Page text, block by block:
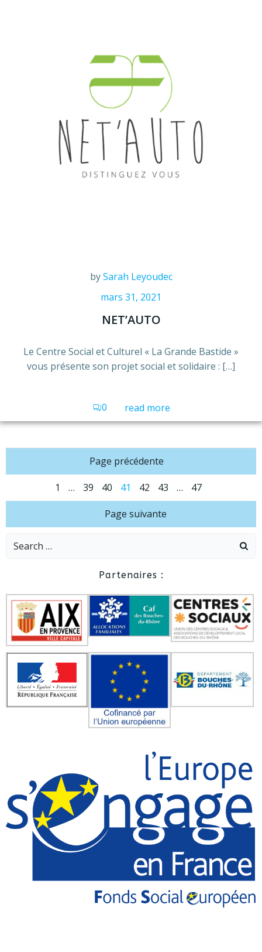
bySarah Leyoudec
mars 31, 2021
NET’AUTO
Le Centre Social et Culturel « La Grande Bastide »
vous présente son projet social et solidaire : […]
0 read more
Posts
navigation
Page précédente
Posts
navigation
Page
1 … Page
39 Page
40 Page
41 Page
42 Page
43 … Page
47
Posts
navigation
Page suivante
Search
Partenaires :